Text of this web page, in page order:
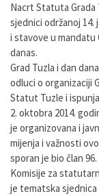
Nacrt Statuta Grada
sjednici održanoj
i stavove u mandatu
danas.
Grad Tuzla i dan
odluci o organizaciji
Statut Tuzle i
2. oktobra 2014.
je organizovana i
mijenja i važnosti
sporan je bio član
Komisije za
je tematska